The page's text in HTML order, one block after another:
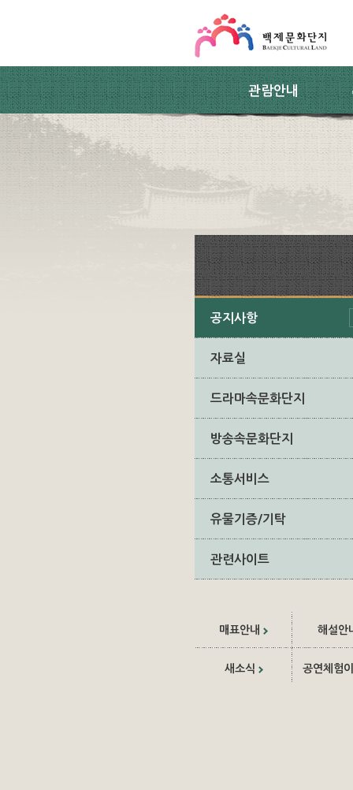
관람안내
공지사항
자료실
드라마속문화단지
방송속문화단지
소통서비스
유물기증/기탁
관련사이트
매표안내 해설안
새소식 공연체험